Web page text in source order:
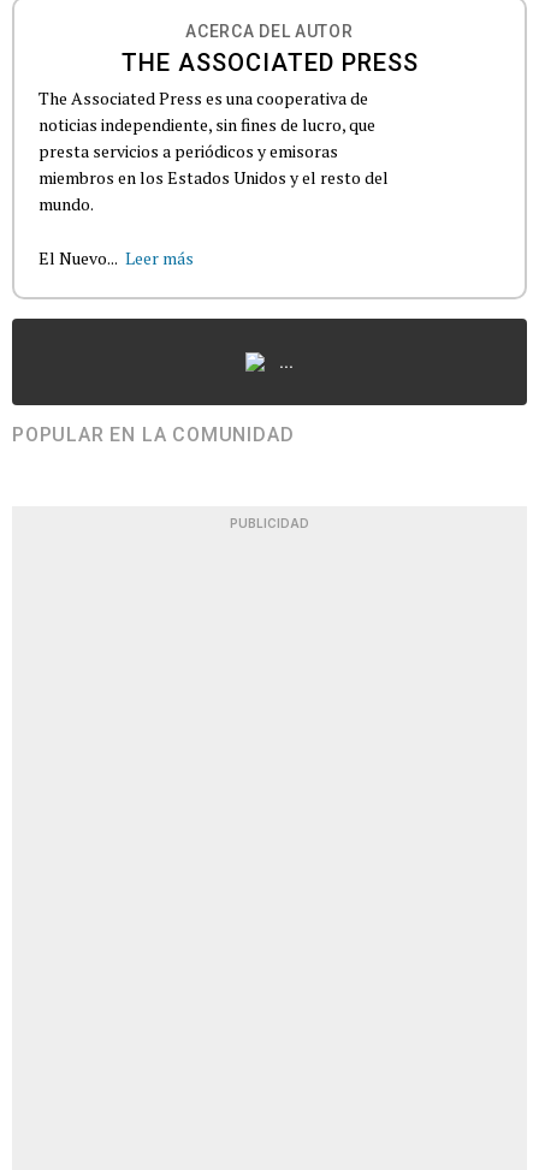
ACERCA DEL AUTOR
THE ASSOCIATED PRESS
The Associated Press es una cooperativa de
noticias independiente, sin fines de lucro, que
presta servicios a periódicos y emisoras
miembros en los Estados Unidos y el resto del
mundo.
El Nuevo... Leer más
...
POPULAR EN LA COMUNIDAD
PUBLICIDAD